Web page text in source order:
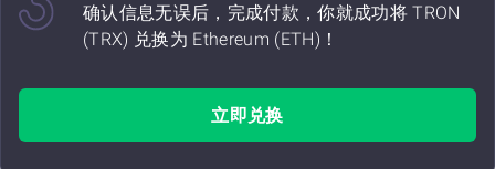
确认信息无误后，完成付款，你就成功将 TRON
(TRX) 兑换为 Ethereum (ETH)！
立即兑换